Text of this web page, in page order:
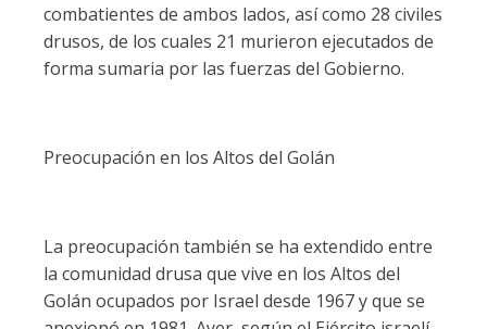
combatientes de ambos lados, así como 28 civiles
drusos, de los cuales 21 murieron ejecutados de
forma sumaria por las fuerzas del Gobierno.
Preocupación en los Altos del Golán
La preocupación también se ha extendido entre
la comunidad drusa que vive en los Altos del
Golán ocupados por Israel desde 1967 y que se